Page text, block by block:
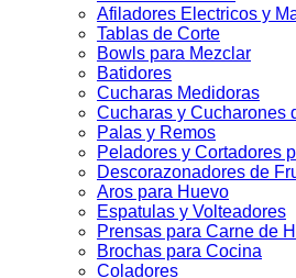
Afiladores Electricos y
Tablas de Corte
Bowls para Mezclar
Batidores
Cucharas Medidoras
Cucharas y Cucharones
Palas y Remos
Peladores y Cortadores
Descorazonadores de
Aros para Huevo
Espatulas y Volteadores
Prensas para Carne de
Brochas para Cocina
Coladores